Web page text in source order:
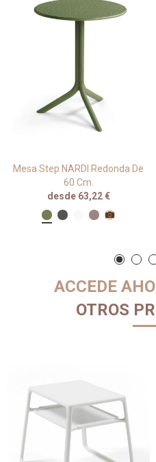
Mesa Step NARDI Redonda De
60 Cm.
desde 63,22 €
ACCEDE
OTROS